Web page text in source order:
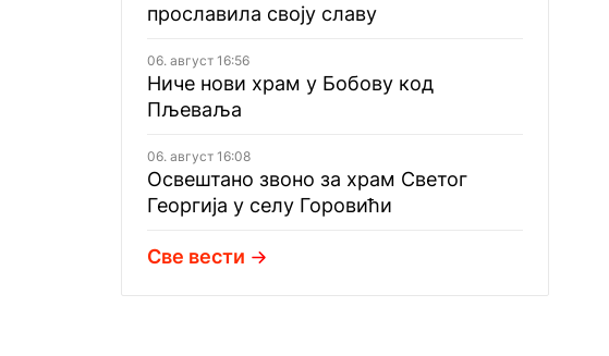
прославила своју славу
06. август 16:56
Ниче нови храм у Бобову код
Пљеваља
06. август 16:08
Освештано звоно за храм Светог
Георгија у селу Горовићи
Све вести